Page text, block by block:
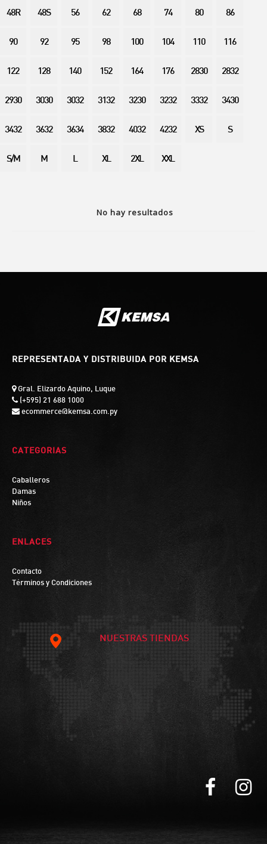
No hay resultados
48R 48S 56 62 68 74 80 86
90 92 95 98 100 104 110 116
122 128 140 152 164 176 2830 2832
2930 3030 3032 3132 3230 3232 3332 3430
3432 3632 3634 3832 4032 4232 XS S
S/M M L XL 2XL XXL
REPRESENTADA Y DISTRIBUIDA POR KEMSA
Gral. Elizardo Aquino, Luque
(+595) 21 688 1000
ecommerce@kemsa.com.py
CATEGORIAS
Caballeros
Damas
Niños
ENLACES
Contacto
Términos y Condiciones
NUESTRAS TIENDAS